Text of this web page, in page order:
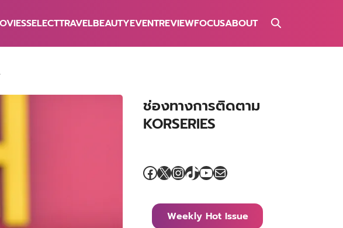
SELECTTRAVELBEAUTYEVENTREVIEWFOCUSABOUT
ช่องทางการติดตาม
KORSERIES
Facebook
X Instagram
TikTok
YouTube
Mail
Weekly Hot Issue